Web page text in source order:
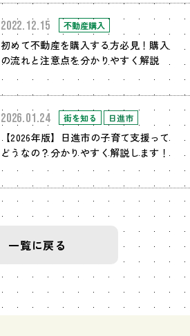
2022.12.15 不動産購入
初めて不動産を購入する方必見！購入
の流れと注意点を分かりやすく解説
2026.01.24 街を知る 日進市
【2026年版】日進市の子育て支援って
どうなの？分かりやすく解説します！
一覧に戻る